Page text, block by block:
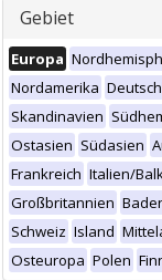
Gebiet
Europa
Nordamerika
Skandinavien
Ostasien Südasien
Frankreich Italien/
Großbritannien
Schweiz Island
Osteuropa Polen